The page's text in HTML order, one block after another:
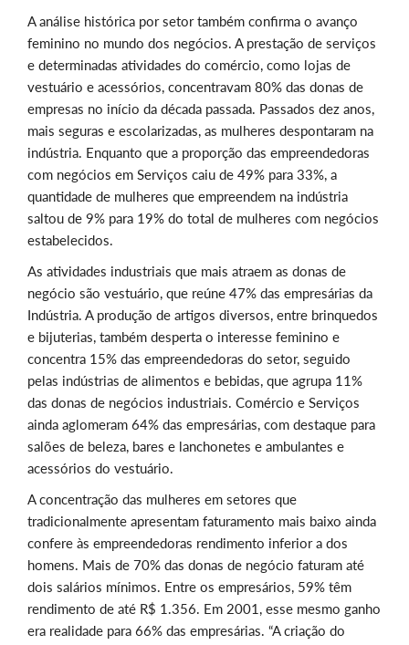
A análise histórica por setor também confirma o avanço
feminino no mundo dos negócios. A prestação de serviços
e determinadas atividades do comércio, como lojas de
vestuário e acessórios, concentravam 80% das donas de
empresas no início da década passada. Passados dez anos,
mais seguras e escolarizadas, as mulheres despontaram na
indústria. Enquanto que a proporção das empreendedoras
com negócios em Serviços caiu de 49% para 33%, a
quantidade de mulheres que empreendem na indústria
saltou de 9% para 19% do total de mulheres com negócios
estabelecidos.
As atividades industriais que mais atraem as donas de
negócio são vestuário, que reúne 47% das empresárias da
Indústria. A produção de artigos diversos, entre brinquedos
e bijuterias, também desperta o interesse feminino e
concentra 15% das empreendedoras do setor, seguido
pelas indústrias de alimentos e bebidas, que agrupa 11%
das donas de negócios industriais. Comércio e Serviços
ainda aglomeram 64% das empresárias, com destaque para
salões de beleza, bares e lanchonetes e ambulantes e
acessórios do vestuário.
A concentração das mulheres em setores que
tradicionalmente apresentam faturamento mais baixo ainda
confere às empreendedoras rendimento inferior a dos
homens. Mais de 70% das donas de negócio faturam até
dois salários mínimos. Entre os empresários, 59% têm
rendimento de até R$ 1.356. Em 2001, esse mesmo ganho
era realidade para 66% das empresárias. “A criação do